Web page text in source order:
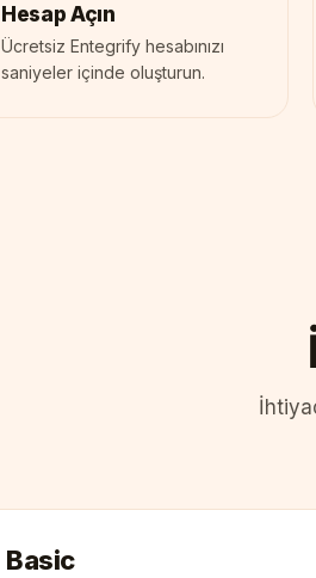
Hesap Açın
Ücretsiz Entegrify hesabınızı
saniyeler içinde oluşturun.
Basic